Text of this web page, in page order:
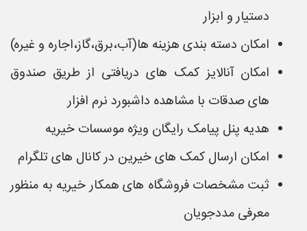
دستیار و ابزار
امکان دسته بندی هزینه ها(آب،برق،گاز،اجاره و غیره)
امکان آنالایز کمک های دریافتی از طریق صندوق
های صدقات با مشاهده داشبورد نرم افزار
هدیه پنل پیامک رایگان ویژه موسسات خیریه
امکان ارسال کمک های خیرین در کانال های تلگرام
ثبت مشخصات فروشگاه های همکار خیریه به منظور
معرفی مددجویان